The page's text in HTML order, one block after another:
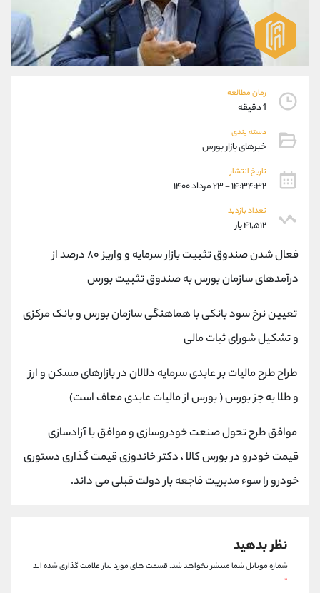
زمان مطالعه
1 دقیقه
دسته بندی
خبرهای بازار بورس
تاریخ انتشار
۱۴:۳۴:۳۲ - ۲۳ مرداد ۱۴۰۰
تعداد بازدید
۴۱,۵۱۲ بار
فعال شدن صندوق تثبیت بازار سرمایه و واریز ۸۰ درصد از
درآمدهای سازمان بورس به صندوق تثبیت بورس
تعیین نرخ سود بانکی با هماهنگی سازمان بورس و بانک مرکزی
و تشکیل شورای ثبات مالی
طراح طرح مالیات بر عایدی سرمایه دلالان در بازارهای مسکن و ارز
و طلا به جز بورس ( بورس از مالیات عایدی معاف است)
موافق طرح تحول صنعت خودروسازی و موافق با آزادسازی
قیمت خودرو در بورس کالا ، دکتر خاندوزی قیمت گذاری دستوری
خودرو را سوء مدیریت فاجعه بار دولت قبلی می داند.
نظر بدهید
شماره موبایل شما منتشر نخواهد شد.قسمت های مورد نیاز علامت گذاری شده اند
*
09927779040
واتساپ شروع گفتگو
تلگرام @Armteam_admin_por
داخلی 107
پشتیبان فروش
واتساپ
داخلی
اطلاعات تماس (دفتر فروش)
تلفن 021-22021040
اینستاگرام @alireza.mehrabii
@alirezamehrabi_com